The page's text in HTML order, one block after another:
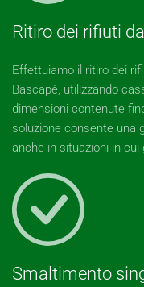
Ritiro dei rifiuti
Effettuiamo il ritiro dei
Bascapè, utilizzando
dimensioni contenute
soluzione consente una
anche in situazioni in
Smaltimento